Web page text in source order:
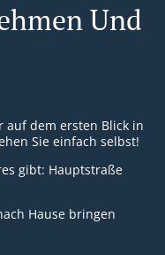
Und
auf dem ersten Blick in
Sie einfach selbst!
gibt: Hauptstraße
Hause bringen